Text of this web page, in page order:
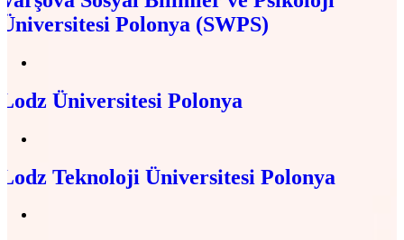
Üniversitesi Polonya (SWPS)
Lodz Üniversitesi Polonya
Lodz Teknoloji Üniversitesi Polonya